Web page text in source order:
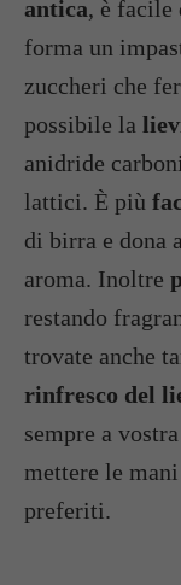
antica, è facile
forma un
zuccheri che
possibile la
anidride
lattici. È più
di birra e dona
aroma. Inoltre
restando
trovate anche
rinfresco del
sempre a
mettere le
preferiti.